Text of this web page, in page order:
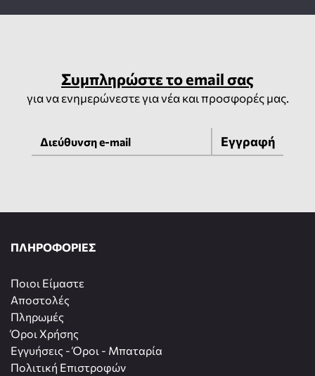
Συμπληρώστε το email σας
για να ενημερώνεστε για νέα και προσφορές μας.
Εγγραφή
ΠΛΗΡΟΦΟΡΙΕΣ
Ποιοι Είμαστε
Αποστολές
Πληρωμές
Όροι Χρήσης
Εγγυήσεις - Όροι - Μπαταρία
Πολιτική Επιστροφών